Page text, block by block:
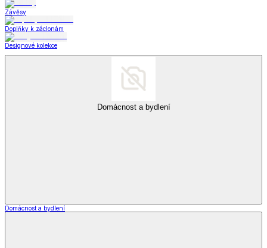
Závěsy
Doplňky k záclonám
Designové kolekce
Domácnost a bydlení
Domácnost a bydlení